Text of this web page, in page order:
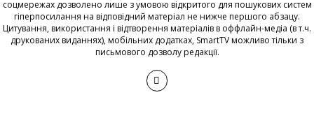
соцмережах дозволено лише з умовою відкритого для пошукових систем
гіперпосилання на відповідний матеріал не нижче першого абзацу.
Цитування, використання і відтворення матеріалів в оффлайн-медіа (в т.ч.
друкованих виданнях), мобільних додатках, SmartTV можливо тільки з
письмового дозволу редакції.